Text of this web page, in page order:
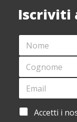
Iscriviti
E
A
L
G
N
M
*
C
G
O
E
E
A
I
L
A
Accetti i